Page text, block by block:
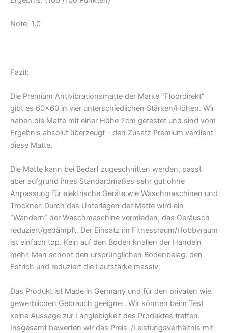
Note: 1,0
Fazit:
Die Premium Antivibrationsmatte der Marke “Floordirekt”
gibt es 60×60 in vier unterschiedlichen Stärken/Höhen. Wir
haben die Matte mit einer Höhe 2cm getestet und sind vom
Ergebnis absolut überzeugt – den Zusatz Premium verdient
diese Matte.
Die Matte kann bei Bedarf zugeschnitten werden, passt
aber aufgrund ihres Standardmaßes sehr gut ohne
Anpassung für elektrische Geräte wie Waschmaschinen und
Trockner. Durch das Unterlegen der Matte wird ein
“Wandern” der Waschmaschine vermieden, das Geräusch
reduziert/gedämpft. Der Einsatz im Fitnessraum/Hobbyraum
ist einfach top. Kein auf den Boden knallen der Handeln
mehr. Man schont den ursprünglichen Bodenbelag, den
Estrich und reduziert die Lautstärke massiv.
Das Produkt ist Made in Germany und für den privaten wie
gewerblichen Gebrauch geeignet. Wir können beim Test
keine Aussage zur Langlebigkeit des Produktes treffen.
Insgesamt bewerten wir das Preis-/Leistungsverhältnis mit